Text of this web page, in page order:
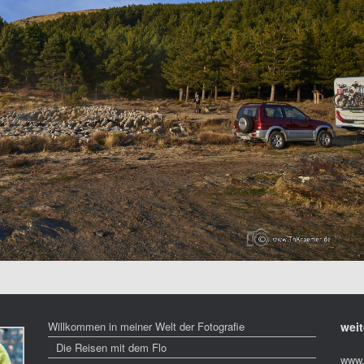
Willkommen in meiner Welt der Fotografie
Die Reisen mit dem Flo